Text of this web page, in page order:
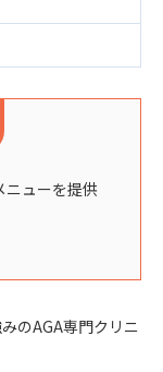
ニューを提供
のAGA専門クリニ